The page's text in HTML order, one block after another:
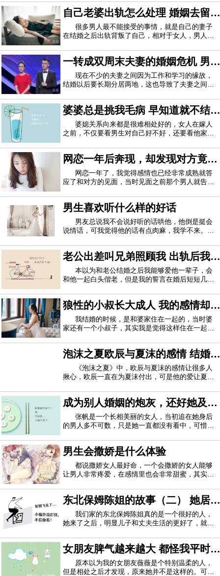
更爱谁呢？下面一起来看吧！不知不觉间，刘烨和
安娜这对中法夫妇已经结婚很多年了，想当年，当
刘烨和安娜结婚时，大家都觉得这个法国女孩太
自己老婆出轨怎么处理 婚姻去留
你要考虑清楚
很多男人最不能接受的事情，就是自己的妻子
在结婚之后出轨背叛了自己，相对于女人，男人其
重自己的面子。但是对于出轨的婚姻，其实你应该
考虑清楚，究竟是原谅还是就此结束你们之间的关
系。1、考虑自己的内心能否平衡一般来说如
一转成双周末夫妻的婚姻危机 男
人为什么受不了诱惑
现在不少的夫妻之间因为工作和学习的缘故，
结婚以后要长期分居两地，这也导致了夫妻之间的
至是因为想要得到更多的温暖和关怀才出轨的，所
以维持好夫妻之间的关系是非常重要的一件事情。
张萍和段卫峰2005年结婚，两人因为工作地点
婆婆总是挑我毛病 早知道就不结
这个婚了
婆媳关系向来都是很难相处好的，女人在嫁人
之前，不仅要看男生对自己好不好，还要看他家人
过去之后有你受罪的呢。有些婆婆每次都觉得自己
儿子是宇宙第一美男子，只有仙女才配得上他，所
以，对儿媳妇那个看不顺眼啊！娘家妈妈回应
网恋一年后奔现，却发现对方竟然
是大叔
网恋一年了，我觉得感情也已经非常成熟就答
应了和对方的见面，当时见面之前那个男人就告诉
意！”我当时以为他是在谦虚就没多想。我们说好我
背一个银色的书包，他看到我之后拍一下我的肩膀
就可以，但是我当时怕见到一个不太好的对
男生喜欢听什么样的好话
男友总说我不会说好听的话哄他，他倒是挺会
说情话，可我觉得他的话有点肉麻，我学不来。还
么他才喜欢啊？
老公出差叫兄弟照顾我 出轨后我
心里面并无愧疚感
本以为和老公结婚之后我能够爱他一辈子，会
和他一起白头偕老，但是我的誓言在婚后短短几年
是我却做了对不起他的事情。我和老公原本是高中
同学，但是高考之后就没有任何的联系了，直到毕
业之后我们两个人进了同一家公司里面，并且
狼性的小叔长大成人 我的感情却
有了天翻地覆的变化
我结婚的时候，是和婆家住在一起的，当时婆
家还有一个小叔子，其实我是觉得这样住在一起不
说，他就是一个小孩子，有什么可在意的，我想老
公这么说我也就能放心了，于是就没在拒绝什么。
当年我嫁过来的时候，他还是个学生，我并没
泡沫之夏欧辰与夏沫的感情 结婚
是因为真爱吗
《泡沫之夏》中，欧辰与夏沫的感情让很多人
揪心，欧辰一直在为夏沫付出，可是他的爱让夏沫
了一切，但是最后两个人还是结婚走到了一起，那
么他们之间是因为真的相爱吗？《泡沫之夏》里的
尹夏沫是一个坚强又善良的女孩子，她懂得社
成为别人婚姻的炮灰，还好她及时
醒悟了
张帆是一个长相美丽的女人，当初追在她身后
的男人多不可数，只是她一直都没有看中，可惜的
爱的人，她深陷其中，造就了自己的悲哀。张帆认
识他的时候，是自己大学毕业那年，所有人都在忙
着自己工作的事情，她也不例外，在多家公司
男生会撒娇是什么体验
都说撒娇女人最好命，一个会撒娇的女人能够
让男人非常疼爱，在感情里也会非常甜蜜，其实不
娇的时候会让女生的心都软了，你还记得你男朋友
撒娇时候的样子吗？
东北保姆陈姐的故事（二） 她居
然有着那样的过去
我们家的东北保姆陈姐真的是一个很好的人，
她来了之后，明显儿子和丈夫生活的更好了，就连
我发现我们一家对她真的越来越依赖了。其实女人
还是比较警惕的，当我意识到这一点的时候，就觉
得这样并不好，虽然陈姐和我们一直住在一起
女朋友脾气越来越大 都怪我平时
太宠溺她了
原本以为我的女朋友薇薇是个特别温柔的人，
但是相处之后才发现，原来她并不是这样的。可我